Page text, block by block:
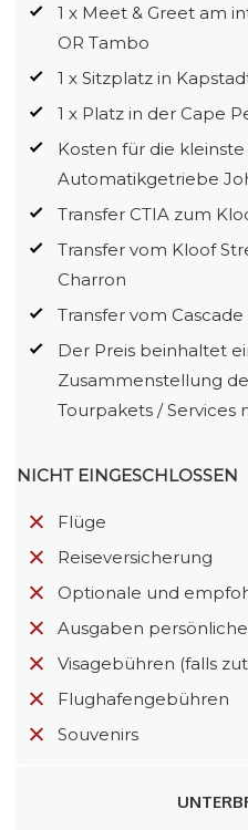
1 x Meet & Greet am
OR Tambo
1 x Sitzplatz in
1 x Platz in der Cape
Kosten für die
Automatikgetriebe
Transfer CTIA zum
Transfer vom Kloof
Charron
Transfer vom
Der Preis beinhaltet
Zusammenstellung
Tourpakets / Services
NICHT EINGESCHLOSSEN
Flüge
Reiseversicherung
Optionale und
Ausgaben
Visagebühren (falls
Flughafengebühren
Souvenirs